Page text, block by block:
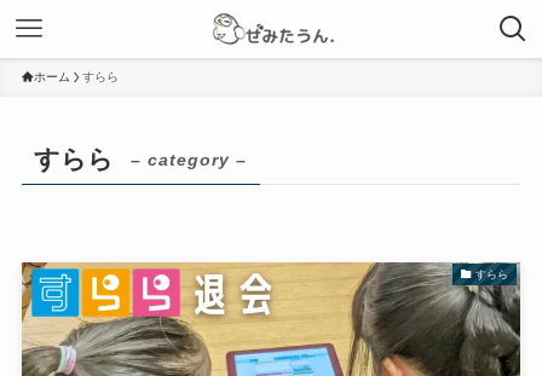
ホーム すらら
すらら – category –
すらら